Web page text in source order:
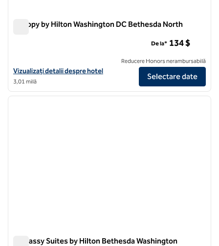
Canopy by Hilton Washington DC Bethesda North
Vizualizați detaliile hotelului Canopy by Hilton Washington DC
Vizualizați detalii despre hotel
3,01 milă
De la* 134 $
Reducere Honors nerambursabilă
Selectare date
1/12
1 din 12
Embassy Suites by Hilton Bethesda Washington